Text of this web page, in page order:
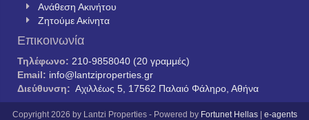
Ανάθεση Ακινήτου
Ζητούμε Ακίνητα
Επικοινωνία
Τηλέφωνο: 210-9858040 (20 γραμμές)
Email: info@lantziproperties.gr
Διεύθυνση: Αχιλλέως 5, 17562 Παλαιό Φάληρο, Αθήνα
Copyright 2026 by Lantzi Properties - Powered by Fortunet Hellas| e-agents